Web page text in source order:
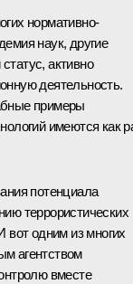
нормативно-
наук, другие
активно
деятельность.
примеры
имеются как
потенциала
террористических
вот одним из многих
агентством
вместе